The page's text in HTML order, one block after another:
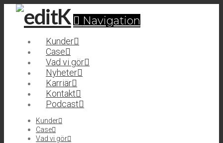
Navigation
Kunder
Case
Vad vi gör
Nyheter
Karriär
Kontakt
Podcast
Kunder
Case
Vad vi gör